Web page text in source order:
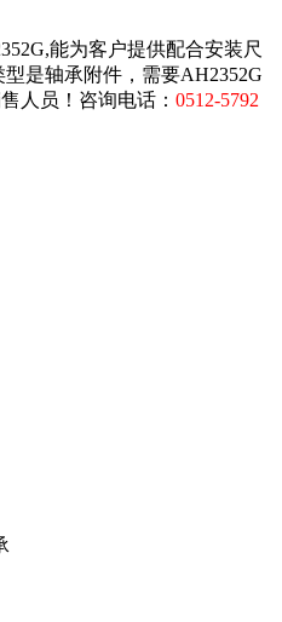
能为客户提供配合安装尺
是轴承附件，需要AH2352G
人员！咨询电话： 0512-5792